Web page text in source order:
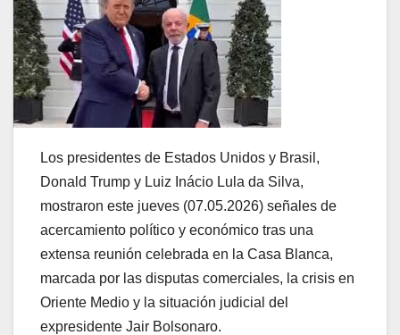
Los presidentes de Estados Unidos y Brasil,
Donald Trump y Luiz Inácio Lula da Silva,
mostraron este jueves (07.05.2026) señales de
acercamiento político y económico tras una
extensa reunión celebrada en la Casa Blanca,
marcada por las disputas comerciales, la crisis en
Oriente Medio y la situación judicial del
expresidente Jair Bolsonaro.